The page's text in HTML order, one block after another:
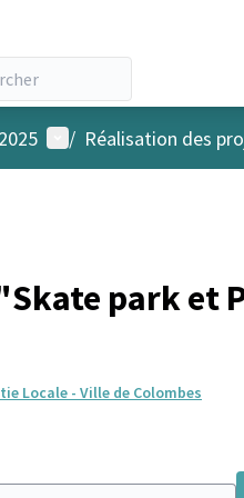
Menu utilisateur
/ Réalisation des
park et
Locale - Ville de Colombes